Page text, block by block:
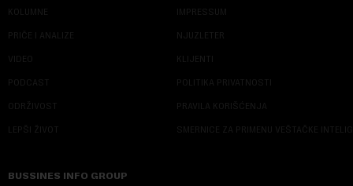
KOLUMNE
PRIČE I ANALIZE
VIDEO
PODCAST
ODRŽIVOST
LEPŠI ŽIVOT
IMPRESSUM
NJUZLETER
KLIJENTI
POLITIKA PRIVATNOSTI
PRAVILA KORIŠĆENJA
SMERNICE ZA PRIMENU VEŠTAČKE
BUSSINES INFO GROUP